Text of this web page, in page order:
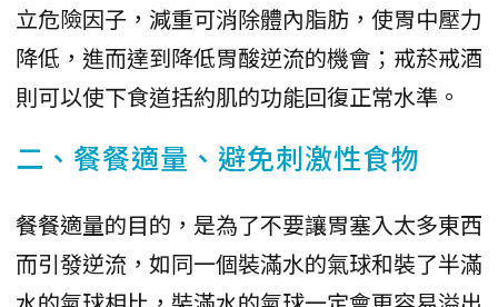
立危險因子，減重可消除體內脂肪，使胃中壓力
降低，進而達到降低胃酸逆流的機會；戒菸戒酒
則可以使下食道括約肌的功能回復正常水準。
二、餐餐適量、避免刺激性食物
餐餐適量的目的，是為了不要讓胃塞入太多東西
而引發逆流，如同一個裝滿水的氣球和裝了半滿